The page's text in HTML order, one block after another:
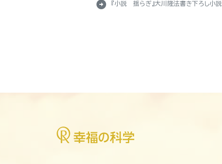
arrow_circle_right 『小説 揺らぎ』大川隆法書き下ろし小説